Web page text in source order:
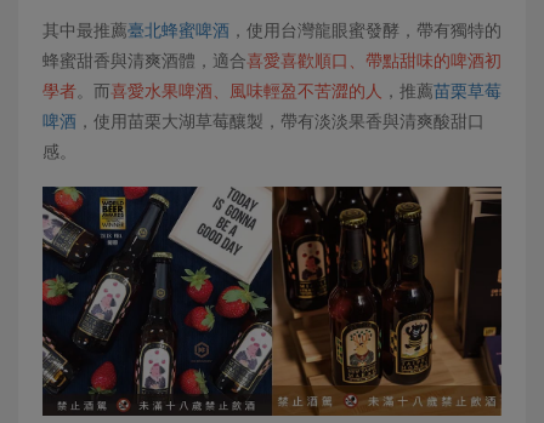
其中最推薦臺北蜂蜜啤酒 ，使用台灣龍眼蜜發酵，帶有獨特的
蜂蜜甜香與清爽酒體，適合喜愛喜歡順口、帶點甜味的啤酒初
學者。而喜愛水果啤酒、風味輕盈不苦澀的人 ，推薦苗栗草莓
啤酒 ，使用苗栗大湖草莓釀製，帶有淡淡果香與清爽酸甜口
感。